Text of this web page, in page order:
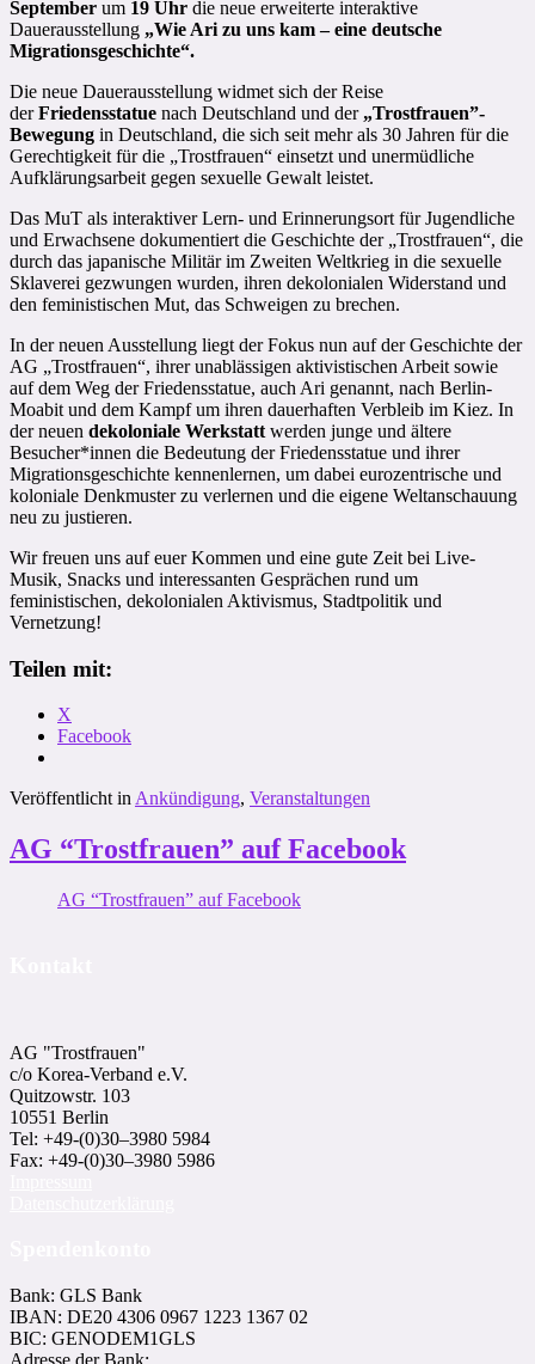
September um 19 Uhr die neue erweiterte interaktive
Dauerausstellung „Wie Ari zu uns kam – eine deutsche
Migrationsgeschichte“.
Die neue Dauerausstellung widmet sich der Reise
derFriedensstatue nach Deutschland und der „Trostfrauen”-
Bewegung in Deutschland, die sich seit mehr als 30 Jahren für die
Gerechtigkeit für die „Trostfrauen“ einsetzt und unermüdliche
Aufklärungsarbeit gegen sexuelle Gewalt leistet.
Das MuT als interaktiver Lern- und Erinnerungsort für Jugendliche
und Erwachsene dokumentiert die Geschichte der „Trostfrauen“, die
durch das japanische Militär im Zweiten Weltkrieg in die sexuelle
Sklaverei gezwungen wurden, ihren dekolonialen Widerstand und
den feministischen Mut, das Schweigen zu brechen.
In der neuen Ausstellung liegt der Fokus nun auf der Geschichte der
AG „Trostfrauen“, ihrer unablässigen aktivistischen Arbeit sowie
auf dem Weg der Friedensstatue, auch Ari genannt, nach Berlin-
Moabit und dem Kampf um ihren dauerhaften Verbleib im Kiez. In
der neuen dekoloniale Werkstatt werden junge und ältere
Besucher*innen die Bedeutung der Friedensstatue und ihrer
Migrationsgeschichte kennenlernen, um dabei eurozentrische und
koloniale Denkmuster zu verlernen und die eigene Weltanschauung
neu zu justieren.
Wir freuen uns auf euer Kommen und eine gute Zeit bei Live-
Musik, Snacks und interessanten Gesprächen rund um
feministischen, dekolonialen Aktivismus, Stadtpolitik und
Vernetzung!
Teilen mit:
X
Facebook
Veröffentlicht in Ankündigung, Veranstaltungen
AG “Trostfrauen” auf Facebook
AG “Trostfrauen” auf Facebook
AG "Trostfrauen"
c/o Korea-Ver­band e.V.
Quitzowstr. 103
10551 Berlin
Tel: +49-(0)30–3980 5984
Fax: +49-(0)30–3980 5986
Bank: GLS Bank
IBAN: DE20 4306 0967 1223 1367 02
BIC: GENODEM1GLS
Adresse der Bank: